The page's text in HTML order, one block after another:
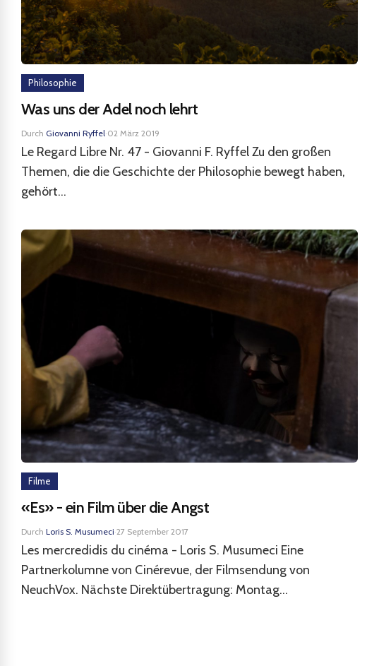
Philosophie
Was uns der Adel noch lehrt
Durch Giovanni Ryffel·02 März 2019
Le Regard Libre Nr. 47 - Giovanni F. Ryffel Zu den großen
Themen, die die Geschichte der Philosophie bewegt haben,
gehört...
Filme
«Es» - ein Film über die Angst
Durch Loris S. Musumeci·27 September 2017
Les mercredidis du cinéma - Loris S. Musumeci Eine
Partnerkolumne von Cinérevue, der Filmsendung von
NeuchVox. Nächste Direktübertragung: Montag...